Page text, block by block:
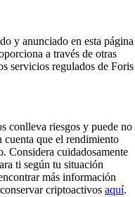
y anunciado en esta página
a través de otras
servicios regulados de Foris
conlleva riesgos y puede no
cuenta que el rendimiento
Considera cuidadosamente
ti según tu situación
más información
criptoactivos aquí.